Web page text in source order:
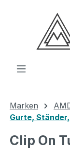
Zum Hauptinhalt
Marken
Gurte,
Clip On